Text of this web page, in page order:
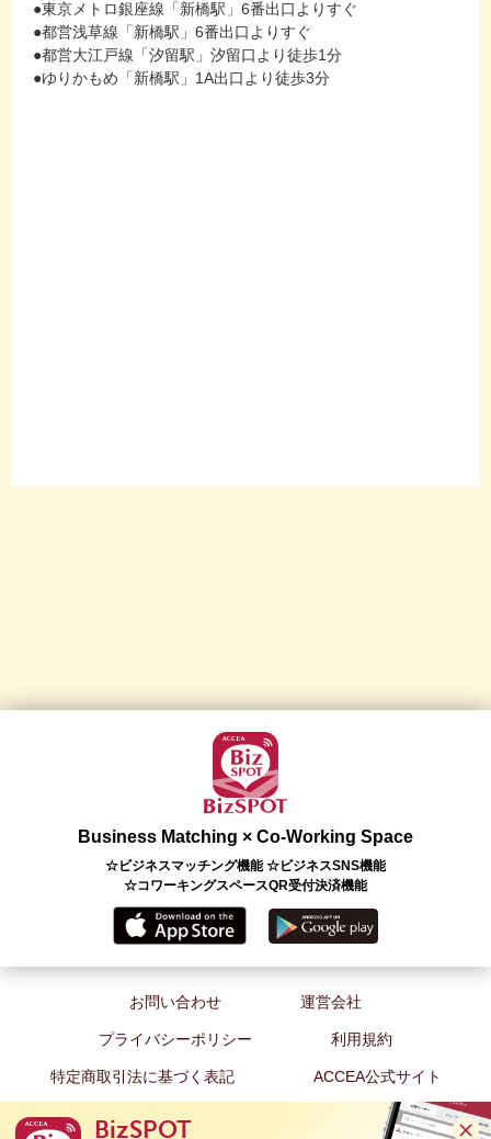
●東京メトロ銀座線「新橋駅」6番出口よりすぐ
●都営浅草線「新橋駅」6番出口よりすぐ
●都営大江戸線「汐留駅」汐留口より徒歩1分
●ゆりかもめ「新橋駅」1A出口より徒歩3分
Business Matching × Co-Working Space
☆ビジネスマッチング機能 ☆ビジネスSNS機能
☆コワーキングスペースQR受付決済機能
お問い合わせ 運営会社
プライバシーポリシー 利用規約
特定商取引法に基づく表記 ACCEA公式サイト
BizSPOT